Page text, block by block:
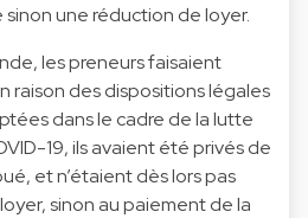
une réduction de loyer.
les preneurs faisaient
raison des dispositions légales
dans le cadre de la lutte
19, ils avaient été privés de
et n’étaient dès lors pas
sinon au paiement de la